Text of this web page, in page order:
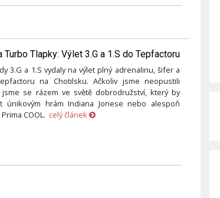
Tlapky: Výlet 3.G a 1.S do Tepfactoru
3.G a 1.S vydaly na výlet plný adrenalinu, šifer a
na Chotilsku. Ačkoliv jsme neopustili
se rázem ve světě dobrodružství, který by
únikovým hrám Indiana Jonese nebo alespoň
COOL. celý článek